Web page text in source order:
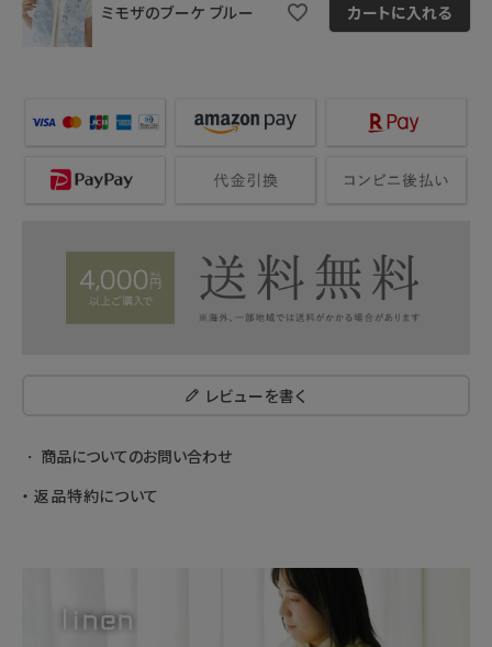
ミモザのブーケ ブルー カートに入れる
レビューを書く
商品についてのお問い合わせ
返品特約について